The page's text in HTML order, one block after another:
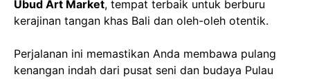
Ubud Art Market, tempat terbaik untuk berburu
kerajinan tangan khas Bali dan oleh-oleh otentik.
Perjalanan ini memastikan Anda membawa pulang
kenangan indah dari pusat seni dan budaya Pulau